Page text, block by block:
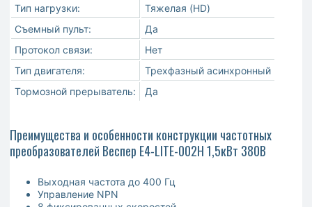
Тип нагрузки:
Тяжелая (HD)
Съемный пульт:
Да
Протокол связи:
Нет
Тип двигателя:
Трехфазный асинхронный
Тормозной прерыватель:
Да
Преимущества и особенности конструкции частотных
преобразователей Веспер E4-LITE-002Н 1,5кВт 380В
Выходная частота до 400 Гц
Управление NPN